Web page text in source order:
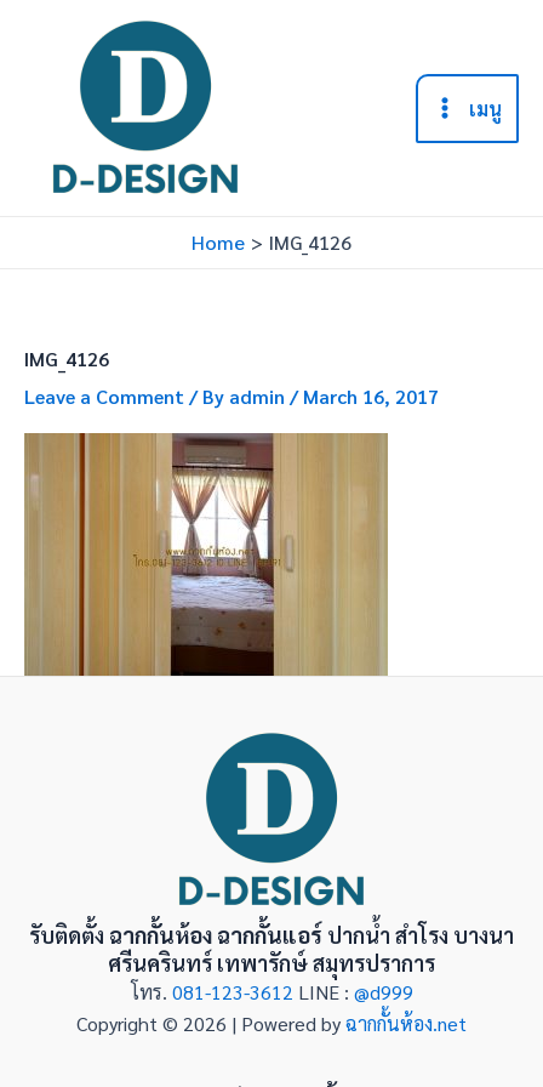
Main
เมนู
Home IMG_4126
IMG_4126
Leave a Comment / By admin /March 16, 2017
รับติดตั้ง ฉากกั้นห้อง ฉากกั้นแอร์ ปากน้ำ สำโรง บางนา
ศรีนครินทร์ เทพารักษ์ สมุทรปราการ
โทร. 081-123-3612 LINE : @d999
Copyright © 2026 | Powered byฉากกั้นห้อง.net